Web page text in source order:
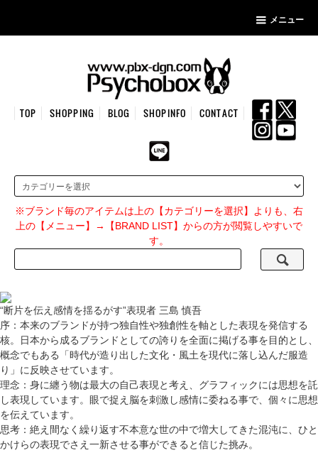
メニュー
TOP SHOPPING BLOG SHOPINFO CONTACT
※ブランド毎のアイテムは上の【カテゴリーを選択】よりも、右
上の【メニュー】→【BRAND LIST】からの方が閲覧しやすいで
す。
“断片を伝え感情を揺るがす”表現者 三島 慎吾
序：本来のブランドが持つ独自性や独創性を軸とした表現を発信する
核。日本から成るブランドとしての誇りを全面に掲げる事を目的とし、
概念でもある「時代が造り出した文化・風土を現代に落し込んだ服造
り」に反映させています。
理念：身に纏う物は最大の自己表現と考え、グラフィックには思想を託
し表現しています。眼で捉え脳を刺激し感情に委ねる事で、個々に思想
を伝えています。
思考：絶え間なく繰り返す不本意な世の中で増大してきた混沌に、ひと
かけらの表現でさえ一新させる事ができると信じた挑み。